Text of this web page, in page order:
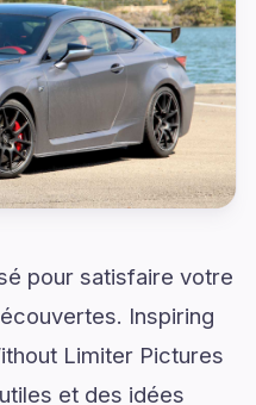
pour satisfaire votre
Inspiring
Limiter Pictures
et des idées